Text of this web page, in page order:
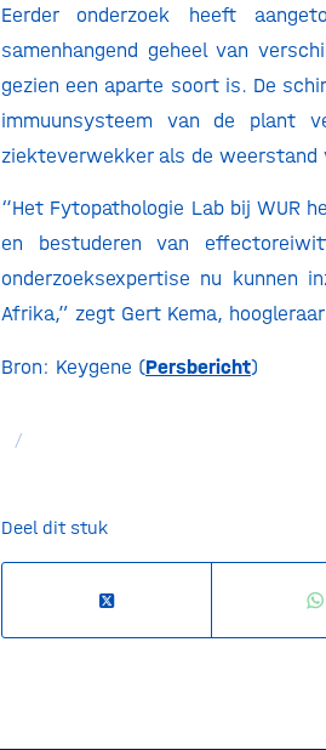
Eerder onderzoek heeft
samenhangend geheel van
gezien een aparte soort is. De
immuunsysteem van de plant
ziekteverwekker als de weerstand
“Het Fytopathologie Lab bij WUR
en bestuderen van
onderzoeksexpertise nu kunnen
Afrika,” zegt Gert Kema,
Bron: Keygene (Persbericht)
/
Deel dit stuk